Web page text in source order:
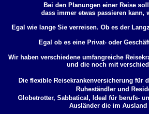
Bei den Planungen einer Reise
dass immer etwas passieren kann,
Egal wie lange Sie verreisen. Ob es der
Egal ob es eine Privat- oder
Wir haben verschiedene umfangreiche
und die noch mit
Die flexible Reisekrankenversicherung für
Ruheständler und
Globetrotter, Sabbatical, Ideal für berufs-
Ausländer die im Ausland